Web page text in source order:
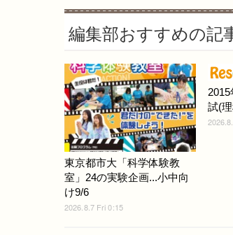
編集部おすすめの記
東京都市大「科学体験教
室」24の実験企画...小中向
け9/6
2026.8.7 Fri 0:15
試(